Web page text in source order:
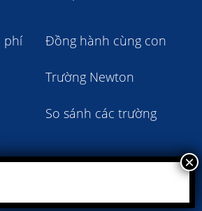
phí Đồng hành cùng con
Trường Newton
So sánh các trường
Newton giảm học phí 2023 - 2024